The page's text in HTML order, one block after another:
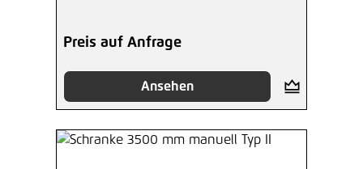
Preis auf Anfrage
Ansehen